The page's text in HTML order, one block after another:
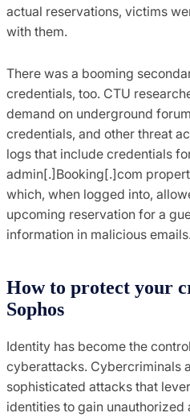
actual reservations, victims
with them.
There was a booming
credentials, too. CTU
demand on underground
credentials, and other threat
logs that include credentials
admin[.]Booking[.]com
which, when logged into,
upcoming reservation for a
information in malicious emails.
How to protect your
Sophos
Identity has become the
cyberattacks. Cybercriminals
sophisticated attacks that
identities to gain unauthorized